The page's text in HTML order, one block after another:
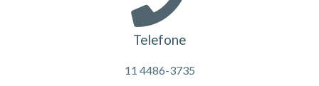
Telefone
11 4486-3735